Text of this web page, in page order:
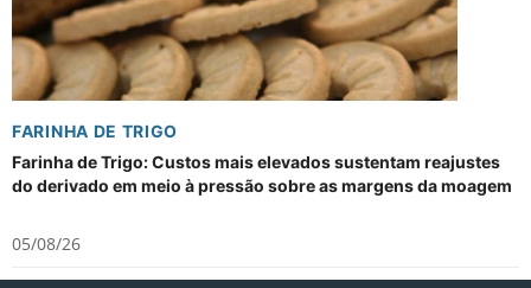
FARINHA DE TRIGO
Farinha de Trigo: Custos mais elevados sustentam reajustes
do derivado em meio à pressão sobre as margens da moagem
05/08/26